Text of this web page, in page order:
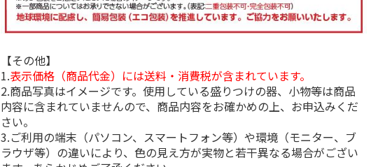
【その他】
1.表示価格（商品代金）には送料・消費税が含まれています。
2.商品写真はイメージです。使用している盛りつけの器、小物等は商品
内容に含まれていませんので、商品内容をお確かめの上、お申込みくだ
さい。
3.ご利用の端末（パソコン、スマートフォン等）や環境（モニター、ブ
ラウザ等）の違いにより、色の見え方が実物と若干異なる場合がござい